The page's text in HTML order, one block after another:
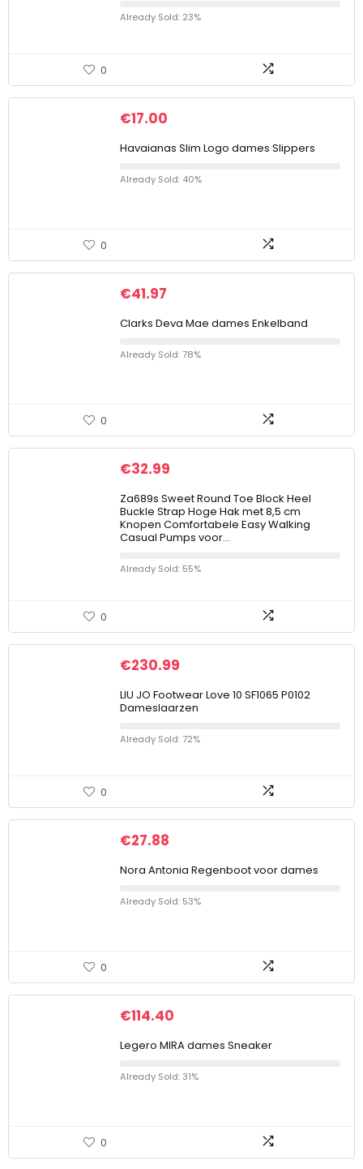
Already Sold: 23%
0
€17.00
Havaianas Slim Logo dames Slippers
Already Sold: 40%
0
€41.97
Clarks Deva Mae dames Enkelband
Already Sold: 78%
0
€32.99
Za689s Sweet Round Toe Block Heel
Buckle Strap Hoge Hak met 8,5 cm
Knopen Comfortabele Easy Walking
Casual Pumps voor…
Already Sold: 55%
0
€230.99
LIU JO Footwear Love 10 SF1065 P0102
Dameslaarzen
Already Sold: 72%
0
€27.88
Nora Antonia Regenboot voor dames
Already Sold: 53%
0
€114.40
Legero MIRA dames Sneaker
Already Sold: 31%
0